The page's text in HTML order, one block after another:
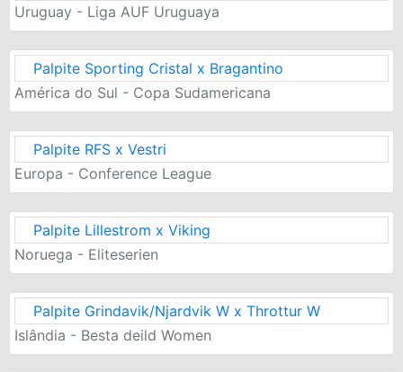
Uruguay - Liga AUF Uruguaya
Palpite Sporting Cristal x Bragantino
América do Sul - Copa Sudamericana
Palpite RFS x Vestri
Europa - Conference League
Palpite Lillestrom x Viking
Noruega - Eliteserien
Palpite Grindavik/Njardvik W x Throttur W
Islândia - Besta deild Women